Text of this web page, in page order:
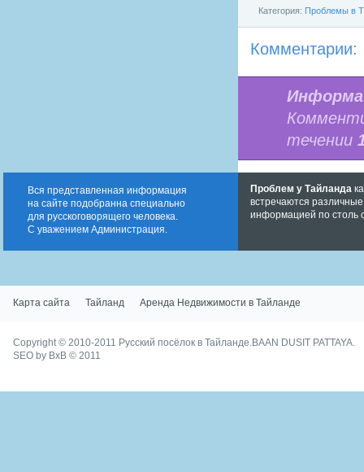
Категория: Проблемы в
Комментарии:
течении
Проблем у Тайланда
встречаются
информацией по столь
Вся представленная информация
на сайте подобранна специально
для русскоговорящего человека.
С уважением Администрация.
Карта сайта Тайланд Аренда Недвижимости в Тайланде
Copyright © 2010-2011 Русский посёлок в Тайланде.BAAN DUSIT PATTAYA.
SEO by BxB © 2011